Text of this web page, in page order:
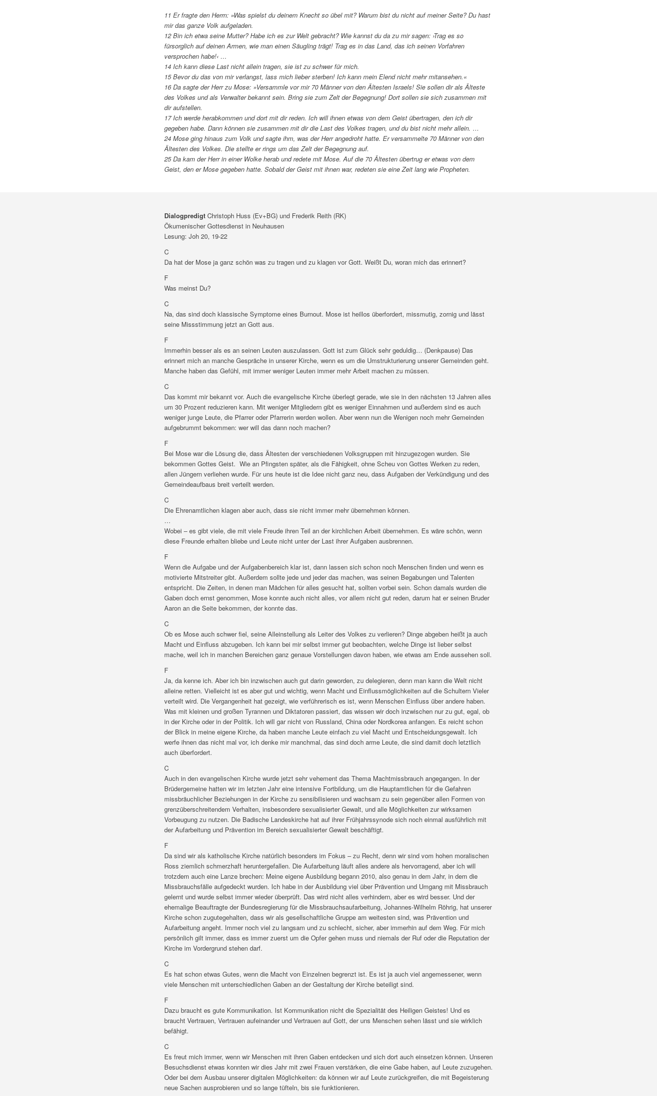
11 Er fragte den Herrn: »Was spielst du deinem Knecht so übel mit? Warum bist du nicht auf meiner Seite? Du hast
mir das ganze Volk aufgeladen.
12 Bin ich etwa seine Mutter? Habe ich es zur Welt gebracht? Wie kannst du da zu mir sagen: ›Trag es so
fürsorglich auf deinen Armen, wie man einen Säugling trägt! Trag es in das Land, das ich seinen Vorfahren
versprochen habe!‹ …
14 Ich kann diese Last nicht allein tragen, sie ist zu schwer für mich.
15 Bevor du das von mir verlangst, lass mich lieber sterben! Ich kann mein Elend nicht mehr mitansehen.«
16 Da sagte der Herr zu Mose: »Versammle vor mir 70 Männer von den Ältesten Israels! Sie sollen dir als Älteste
des Volkes und als Verwalter bekannt sein. Bring sie zum Zelt der Begegnung! Dort sollen sie sich zusammen mit
dir aufstellen.
17 Ich werde herabkommen und dort mit dir reden. Ich will ihnen etwas von dem Geist übertragen, den ich dir
gegeben habe. Dann können sie zusammen mit dir die Last des Volkes tragen, und du bist nicht mehr allein. …
24 Mose ging hinaus zum Volk und sagte ihm, was der Herr angedroht hatte. Er versammelte 70 Männer von den
Ältesten des Volkes. Die stellte er rings um das Zelt der Begegnung auf.
25 Da kam der Herr in einer Wolke herab und redete mit Mose. Auf die 70 Ältesten übertrug er etwas von dem
Geist, den er Mose gegeben hatte. Sobald der Geist mit ihnen war, redeten sie eine Zeit lang wie Propheten.
Dialogpredigt Christoph Huss (Ev+BG) und Frederik Reith (RK)
Ökumenischer Gottesdienst in Neuhausen
Lesung: Joh 20, 19-22
C
Da hat der Mose ja ganz schön was zu tragen und zu klagen vor Gott. Weißt Du, woran mich das erinnert?
F
Was meinst Du?
C
Na, das sind doch klassische Symptome eines Burnout. Mose ist heillos überfordert, missmutig, zornig und lässt
seine Missstimmung jetzt an Gott aus.
F
Immerhin besser als es an seinen Leuten auszulassen. Gott ist zum Glück sehr geduldig… (Denkpause) Das
erinnert mich an manche Gespräche in unserer Kirche, wenn es um die Umstrukturierung unserer Gemeinden geht.
Manche haben das Gefühl, mit immer weniger Leuten immer mehr Arbeit machen zu müssen.
C
Das kommt mir bekannt vor. Auch die evangelische Kirche überlegt gerade, wie sie in den nächsten 13 Jahren alles
um 30 Prozent reduzieren kann. Mit weniger Mitgliedern gibt es weniger Einnahmen und außerdem sind es auch
weniger junge Leute, die Pfarrer oder Pfarrerin werden wollen. Aber wenn nun die Wenigen noch mehr Gemeinden
aufgebrummt bekommen: wer will das dann noch machen?
F
Bei Mose war die Lösung die, dass Ältesten der verschiedenen Volksgruppen mit hinzugezogen wurden. Sie
bekommen Gottes Geist. Wie an Pfingsten später, als die Fähigkeit, ohne Scheu von Gottes Werken zu reden,
allen Jüngern verliehen wurde. Für uns heute ist die Idee nicht ganz neu, dass Aufgaben der Verkündigung und des
Gemeindeaufbaus breit verteilt werden.
C
Die Ehrenamtlichen klagen aber auch, dass sie nicht immer mehr übernehmen können.
…
Wobei – es gibt viele, die mit viele Freude ihren Teil an der kirchlichen Arbeit übernehmen. Es wäre schön, wenn
diese Freunde erhalten bliebe und Leute nicht unter der Last ihrer Aufgaben ausbrennen.
F
Wenn die Aufgabe und der Aufgabenbereich klar ist, dann lassen sich schon noch Menschen finden und wenn es
motivierte Mitstreiter gibt. Außerdem sollte jede und jeder das machen, was seinen Begabungen und Talenten
entspricht. Die Zeiten, in denen man Mädchen für alles gesucht hat, sollten vorbei sein. Schon damals wurden die
Gaben doch ernst genommen, Mose konnte auch nicht alles, vor allem nicht gut reden, darum hat er seinen Bruder
Aaron an die Seite bekommen, der konnte das.
C
Ob es Mose auch schwer fiel, seine Alleinstellung als Leiter des Volkes zu verlieren? Dinge abgeben heißt ja auch
Macht und Einfluss abzugeben. Ich kann bei mir selbst immer gut beobachten, welche Dinge ist lieber selbst
mache, weil ich in manchen Bereichen ganz genaue Vorstellungen davon haben, wie etwas am Ende aussehen soll.
F
Ja, da kenne ich. Aber ich bin inzwischen auch gut darin geworden, zu delegieren, denn man kann die Welt nicht
alleine retten. Vielleicht ist es aber gut und wichtig, wenn Macht und Einflussmöglichkeiten auf die Schultern Vieler
verteilt wird. Die Vergangenheit hat gezeigt, wie verführerisch es ist, wenn Menschen Einfluss über andere haben.
Was mit kleinen und großen Tyrannen und Diktatoren passiert, das wissen wir doch inzwischen nur zu gut, egal, ob
in der Kirche oder in der Politik. Ich will gar nicht von Russland, China oder Nordkorea anfangen. Es reicht schon
der Blick in meine eigene Kirche, da haben manche Leute einfach zu viel Macht und Entscheidungsgewalt. Ich
werfe ihnen das nicht mal vor, ich denke mir manchmal, das sind doch arme Leute, die sind damit doch letztlich
auch überfordert.
C
Auch in den evangelischen Kirche wurde jetzt sehr vehement das Thema Machtmissbrauch angegangen. In der
Brüdergemeine hatten wir im letzten Jahr eine intensive Fortbildung, um die Hauptamtlichen für die Gefahren
missbräuchlicher Beziehungen in der Kirche zu sensibilisieren und wachsam zu sein gegenüber allen Formen von
grenzüberschreitendem Verhalten, insbesondere sexualisierter Gewalt, und alle Möglichkeiten zur wirksamen
Vorbeugung zu nutzen. Die Badische Landeskirche hat auf ihrer Frühjahrssynode sich noch einmal ausführlich mit
der Aufarbeitung und Prävention im Bereich sexualisierter Gewalt beschäftigt.
F
Da sind wir als katholische Kirche natürlich besonders im Fokus – zu Recht, denn wir sind vom hohen moralischen
Ross ziemlich schmerzhaft heruntergefallen. Die Aufarbeitung läuft alles andere als hervorragend, aber ich will
trotzdem auch eine Lanze brechen: Meine eigene Ausbildung begann 2010, also genau in dem Jahr, in dem die
Missbrauchsfälle aufgedeckt wurden. Ich habe in der Ausbildung viel über Prävention und Umgang mit Missbrauch
gelernt und wurde selbst immer wieder überprüft. Das wird nicht alles verhindern, aber es wird besser. Und der
ehemalige Beauftragte der Bundesregierung für die Missbrauchsaufarbeitung, Johannes-Wilhelm Röhrig, hat unserer
Kirche schon zugutegehalten, dass wir als gesellschaftliche Gruppe am weitesten sind, was Prävention und
Aufarbeitung angeht. Immer noch viel zu langsam und zu schlecht, sicher, aber immerhin auf dem Weg. Für mich
persönlich gilt immer, dass es immer zuerst um die Opfer gehen muss und niemals der Ruf oder die Reputation der
Kirche im Vordergrund stehen darf.
C
Es hat schon etwas Gutes, wenn die Macht von Einzelnen begrenzt ist. Es ist ja auch viel angemessener, wenn
viele Menschen mit unterschiedlichen Gaben an der Gestaltung der Kirche beteiligt sind.
F
Dazu braucht es gute Kommunikation. Ist Kommunikation nicht die Spezialität des Heiligen Geistes! Und es
braucht Vertrauen, Vertrauen aufeinander und Vertrauen auf Gott, der uns Menschen sehen lässt und sie wirklich
befähigt.
C
Es freut mich immer, wenn wir Menschen mit ihren Gaben entdecken und sich dort auch einsetzen können. Unseren
Besuchsdienst etwas konnten wir dies Jahr mit zwei Frauen verstärken, die eine Gabe haben, auf Leute zuzugehen.
Oder bei dem Ausbau unserer digitalen Möglichkeiten: da können wir auf Leute zurückgreifen, die mit Begeisterung
neue Sachen ausprobieren und so lange tüfteln, bis sie funktionieren.